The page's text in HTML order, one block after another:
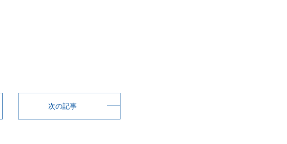
次の記事